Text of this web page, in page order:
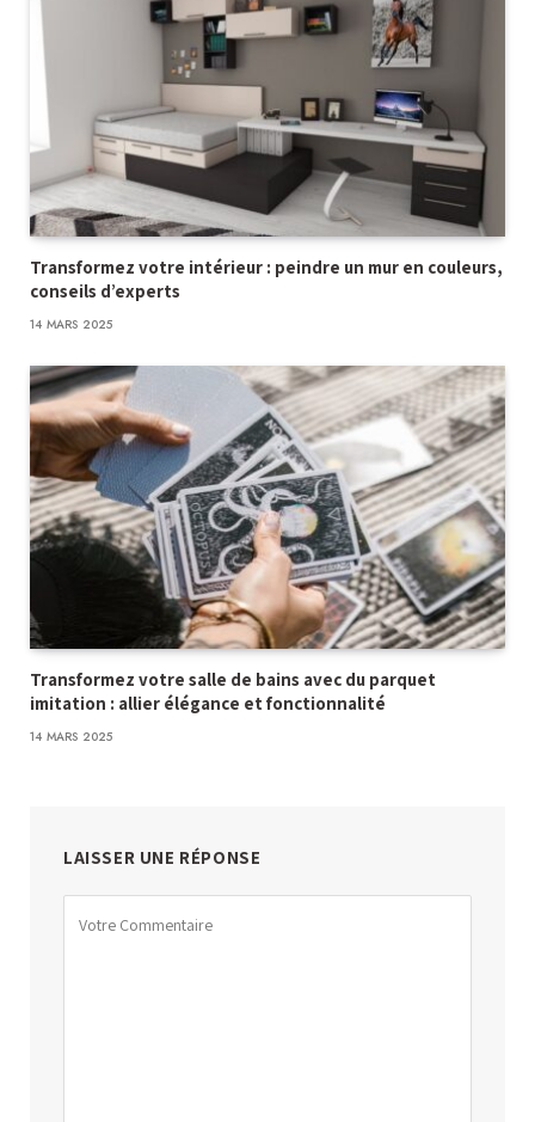
Transformez votre intérieur : peindre un mur en couleurs,
conseils d’experts
14 MARS 2025
Transformez votre salle de bains avec du parquet
imitation : allier élégance et fonctionnalité
14 MARS 2025
LAISSER UNE RÉPONSE